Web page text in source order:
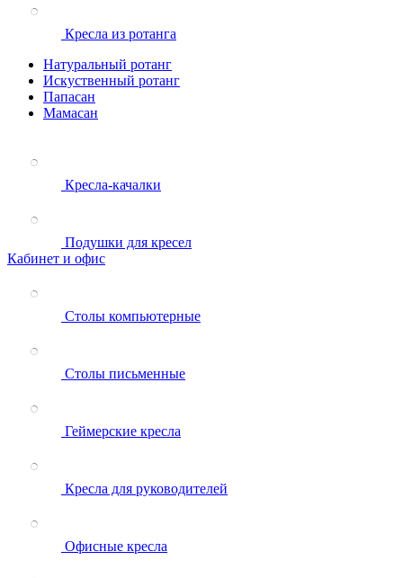
Кресла из ротанга
Натуральный ротанг
Искуственный ротанг
Папасан
Мамасан
Кресла-качалки
Подушки для кресел
Кабинет и офис
Столы компьютерные
Столы письменные
Геймерские кресла
Кресла для руководителей
Офисные кресла